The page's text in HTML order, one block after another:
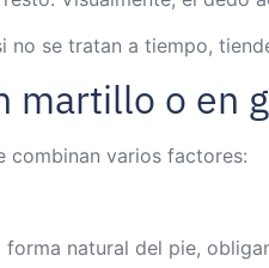
se tratan a tiempo,
martillo o en
combinan varios factores:
natural del pie,